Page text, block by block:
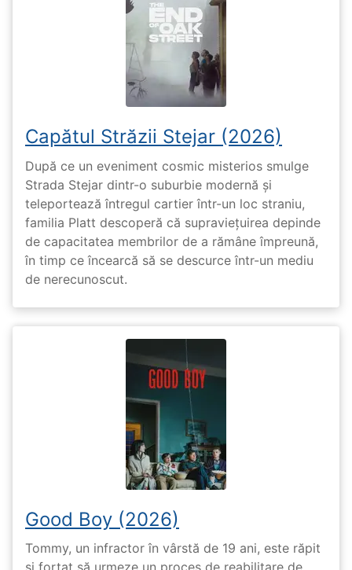
Capătul Străzii Stejar (2026)
După ce un eveniment cosmic misterios smulge
Strada Stejar dintr-o suburbie modernă și
teleportează întregul cartier într-un loc straniu,
familia Platt descoperă că supraviețuirea depinde
de capacitatea membrilor de a rămâne împreună,
în timp ce încearcă să se descurce într-un mediu
de nerecunoscut.
Good Boy (2026)
Tommy, un infractor în vârstă de 19 ani, este răpit